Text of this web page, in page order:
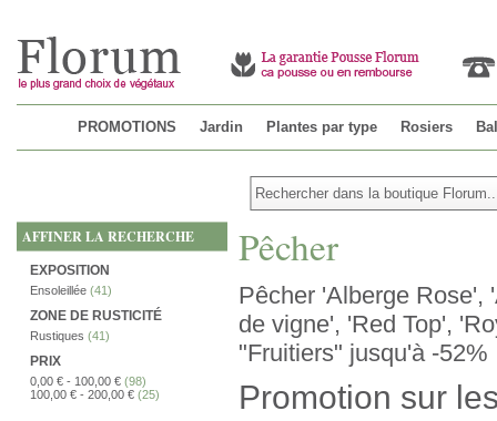
PROMOTIONS Jardin Plantes par type Rosiers
AFFINER LA RECHERCHE
EXPOSITION
Ensoleillée (41)
ZONE DE RUSTICITÉ
Rustiques (41)
PRIX
0,00 € - 100,00 € (98)
100,00 € - 200,00 € (25)
Pêcher
Pêcher 'Alberge Rose',
de vigne', 'Red Top',
"Fruitiers" jusqu'à -52%
Promotion sur